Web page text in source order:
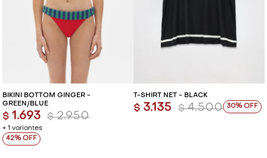
BIKINI BOTTOM GINGER -
GREEN/BLUE
+ 1 variantes
$ 1.693 $ 2.950
42
T-SHIRT NET - BLACK
$ 3.135 $ 4.500 30